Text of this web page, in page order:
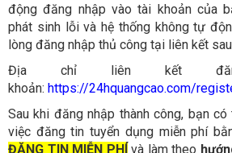
động đăng nhập vào tài khoản của
phát sinh lỗi và hệ thống không tự
lòng đăng nhập thủ công tại liên kết
Địa chỉ liên kết
khoản: https://24hquangcao.com/
Sau khi đăng nhập thành công, bạn
việc đăng tin tuyển dụng miễn phí
ĐĂNG TIN MIỄN PHÍ và làm theo